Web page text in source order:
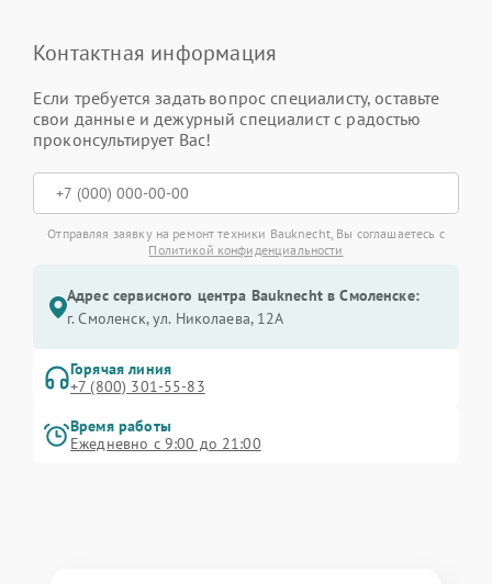
Контактная информация
Если требуется задать вопрос специалисту, оставьте
свои данные и дежурный специалист с радостью
проконсультирует Вас!
Отправляя заявку на ремонт техники Bauknecht, Вы соглашаетесь с
Политикой конфиденциальности
Адрес сервисного центра Bauknecht в Смоленске:
г. Смоленск, ул. Николаева, 12А
Горячая линия
+7 (800) 301-55-83
Время работы
Ежедневно с 9:00 до 21:00